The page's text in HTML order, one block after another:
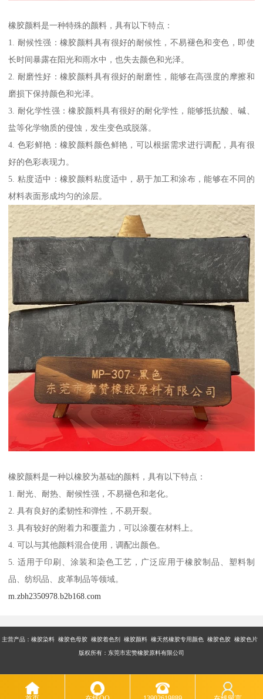
橡胶颜料是一种特殊的颜料，具有以下特点：
1. 耐候性强：橡胶颜料具有很好的耐候性，不易褪色和变色，即使
长时间暴露在阳光和雨水中，也失去颜色和光泽。
2. 耐磨性好：橡胶颜料具有很好的耐磨性，能够在高强度的摩擦和
磨损下保持颜色和光泽。
3. 耐化学性强：橡胶颜料具有很好的耐化学性，能够抵抗酸、碱、
盐等化学物质的侵蚀，发生变色或脱落。
4. 色彩鲜艳：橡胶颜料颜色鲜艳，可以根据需求进行调配，具有很
好的色彩表现力。
5. 粘度适中：橡胶颜料粘度适中，易于加工和涂布，能够在不同的
材料表面形成均匀的涂层。
橡胶颜料是一种以橡胶为基础的颜料，具有以下特点：
1. 耐光、耐热、耐候性强，不易褪色和老化。
2. 具有良好的柔韧性和弹性，不易开裂。
3. 具有较好的附着力和覆盖力，可以涂覆在材料上。
4. 可以与其他颜料混合使用，调配出颜色。
5. 适用于印刷、涂装和染色工艺，广泛应用于橡胶制品、塑料制
品、纺织品、皮革制品等领域。
m.zbh2350978.b2b168.com
主营产品：橡胶染料 橡胶色母胶 橡胶着色剂 橡胶颜料 橡天然橡胶专用颜色 橡胶色胶 橡胶色片
版权所有：东莞市宏赞橡胶原料有限公司